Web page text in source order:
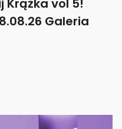
Krążka vol 5!
Galeria